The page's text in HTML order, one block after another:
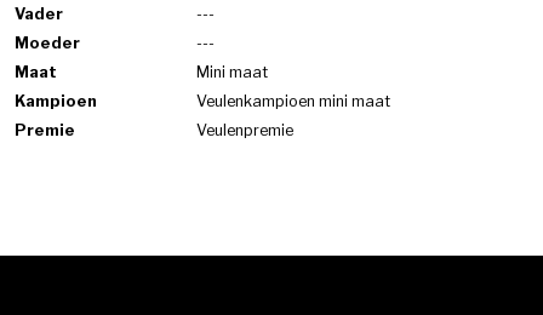
Vader
---
Moeder
---
Maat
Mini maat
Kampioen
Veulenkampioen mini maat
Premie
Veulenpremie